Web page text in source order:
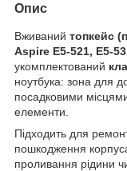
Опис
Вживаний топкейс
Aspire E5‑521,
укомплектований
ноутбука: зона для
посадковими
елементи.
Підходить для
пошкодження
проливання рідини